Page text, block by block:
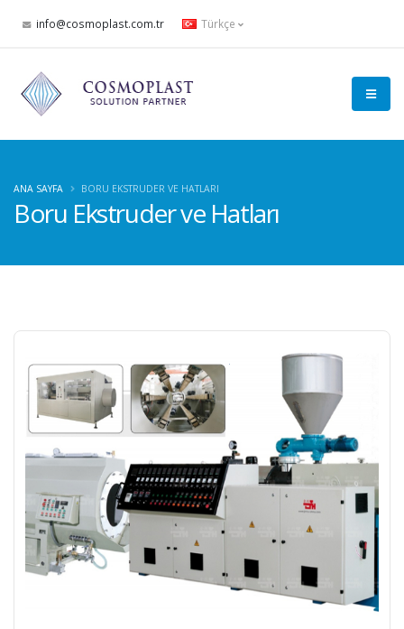
info@cosmoplast.com.tr Türkçe
Boru Ekstruder ve Hatları
ANA SAYFA BORU EKSTRUDER VE HATLARI